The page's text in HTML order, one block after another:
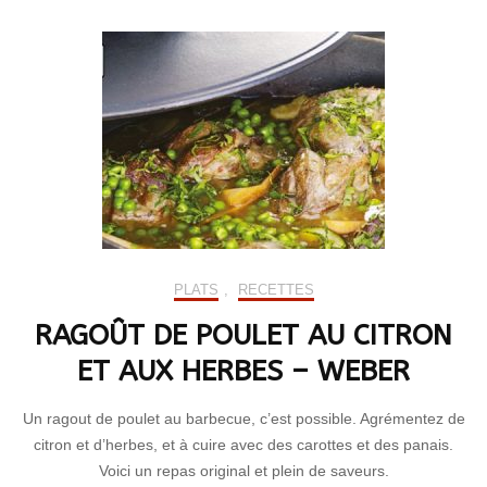
PLATS , RECETTES
RAGOÛT DE POULET AU CITRON
ET AUX HERBES – WEBER
Un ragout de poulet au barbecue, c’est possible. Agrémentez de
citron et d’herbes, et à cuire avec des carottes et des panais.
Voici un repas original et plein de saveurs.